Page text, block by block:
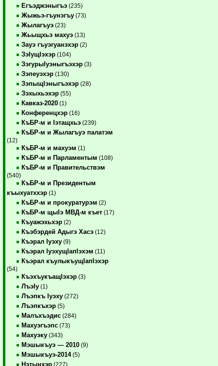
Егъэджэныгъэ (235)
Жыжьэ-гъунэгъу (73)
Жылагъуэ (23)
Жьыщхьэ махуэ (13)
Зауэ гъуэгуанэхэр (2)
ЗэIущIэхэр (104)
ЗэгурыIуэныгъэхэр (3)
Зэпеуэхэр (130)
ЗэпыщIэныгъэхэр (28)
Зэхыхьэхэр (55)
Кавказ-2020 (1)
Конференцхэр (16)
КъБР-м и Iэтащхьэ (239)
КъБР-м и Жылагъуэ палатэм
(12)
КъБР-м и махуэм (1)
КъБР-м и Парламентым (108)
КъБР-м и Правительствэм
(540)
КъБР-м и Президентым
къыхуатххэр (1)
КъБР-м и прокуратурэм (2)
КъБР-м щыIэ МВД-м къет (17)
Къуажэхьхэр (2)
Къэбэрдей Адыгэ Хасэ (12)
Къэрал Iуэху (9)
Къэрал IуэхущIапIэхэм (11)
Къэрал къулыкъущIапIэхэр
(54)
КъэхъукъащIэхэр (3)
ЛъэIу (1)
Лъэпкъ Iуэху (272)
Лъэпкъхэр (5)
Малъхъэдис (284)
Махуэгъэпс (73)
Махуэку (343)
Мэшыкъуэ — 2010 (9)
Мэшыкъуэ-2014(5)
Нэтынхэр (227)